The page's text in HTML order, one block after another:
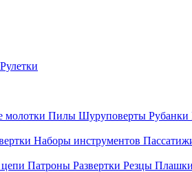
Рулетки
молотки Пилы Шуруповерты Рубанки
Наборы инструментов
Патроны Развертки Резцы Плашки